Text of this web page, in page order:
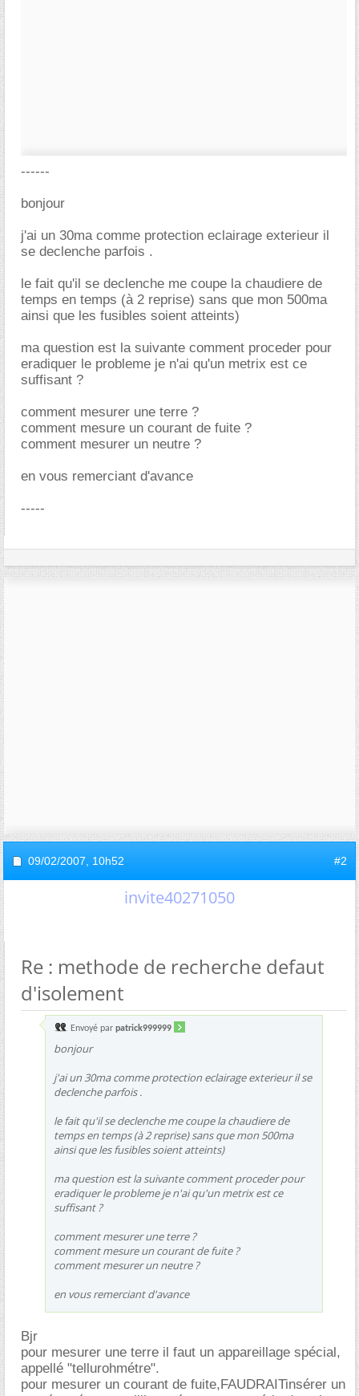
------
bonjour
j'ai un 30ma comme protection eclairage exterieur il
se declenche parfois .
le fait qu'il se declenche me coupe la chaudiere de
temps en temps (à 2 reprise) sans que mon 500ma
ainsi que les fusibles soient atteints)
ma question est la suivante comment proceder pour
eradiquer le probleme je n'ai qu'un metrix est ce
suffisant ?
comment mesurer une terre ?
comment mesure un courant de fuite ?
comment mesurer un neutre ?
en vous remerciant d'avance
-----
09/02/2007, 10h52 #2
invite40271050
Re : methode de recherche defaut
d'isolement
Envoyé par patrick999999
bonjour
j'ai un 30ma comme protection eclairage exterieur il se
declenche parfois .
le fait qu'il se declenche me coupe la chaudiere de
temps en temps (à 2 reprise) sans que mon 500ma
ainsi que les fusibles soient atteints)
ma question est la suivante comment proceder pour
eradiquer le probleme je n'ai qu'un metrix est ce
suffisant ?
comment mesurer une terre ?
comment mesure un courant de fuite ?
comment mesurer un neutre ?
en vous remerciant d'avance
Bjr
pour mesurer une terre il faut un appareillage spécial,
appellé "tellurohmétre".
pour mesurer un courant de fuite,FAUDRAITinsérer un